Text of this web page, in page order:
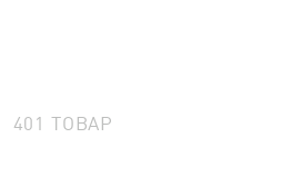
401 ТОВАР